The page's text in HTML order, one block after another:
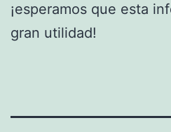
¡esperamos que esta
gran utilidad!